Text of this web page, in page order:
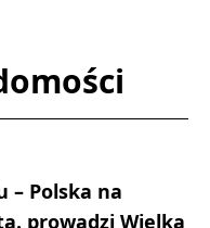
– Polska na
prowadzi Wielka